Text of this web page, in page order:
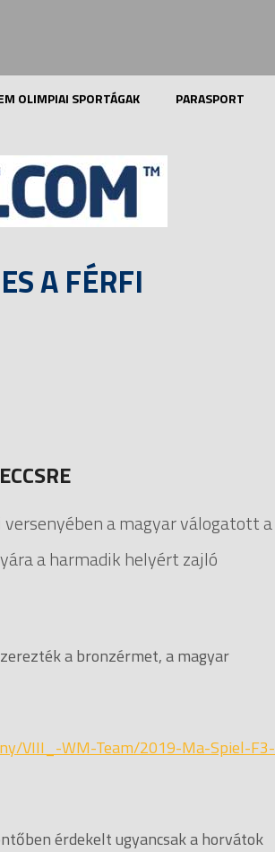
OLIMPIAI SPORTÁGAK PARASPORT
A FÉRFI
a magyar válogatott a
a harmadik helyért zajló
a bronzérmet, a magyar
VIII_-WM-Team/2019-Ma-Spiel-F3-
érdekelt ugyancsak a horvátok